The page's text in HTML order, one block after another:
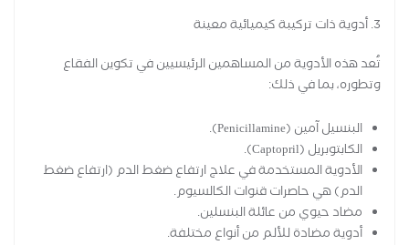
3. أدوية ذات تركيبة كيميائية معينة
تُعد هذه الأدوية من المساهمين الرئيسيين في تكوين الفقاع
وتطوره، بما في ذلك:
البنسيل آمين (Penicillamine).
الكابتوبريل (Captopril).
الأدوية المستخدمة في علاج ارتفاع ضغط الدم (ارتفاع ضغط
الدم) هي حاصرات قنوات الكالسيوم.
مضاد حيوي من عائلة البنسلين.
أدوية مضادة للألم من أنواع مختلفة.